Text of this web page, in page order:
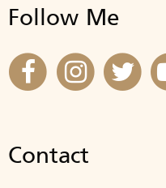
Follow Me
Contact